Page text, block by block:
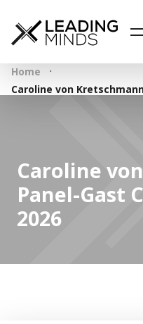
Home ·
Caroline von
Caroline
Panel-Gast
2026